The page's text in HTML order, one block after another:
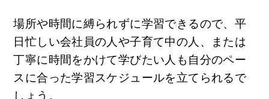
場所や時間に縛られずに学習できるので、平
日忙しい会社員の人や子育て中の人、または
丁寧に時間をかけて学びたい人も自分のペー
スに合った学習スケジュールを立てられるで
しょう。